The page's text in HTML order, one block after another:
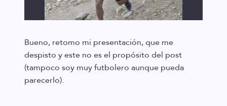
Bueno, retomo mi presentación, que me
despisto y este no es el propósito del post
(tampoco soy muy futbolero aunque pueda
parecerlo).